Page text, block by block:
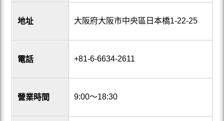
地址 大阪府大阪市中央區日本橋1-22-25
電話 +81-6-6634-2611
營業時間 9:00〜18:30